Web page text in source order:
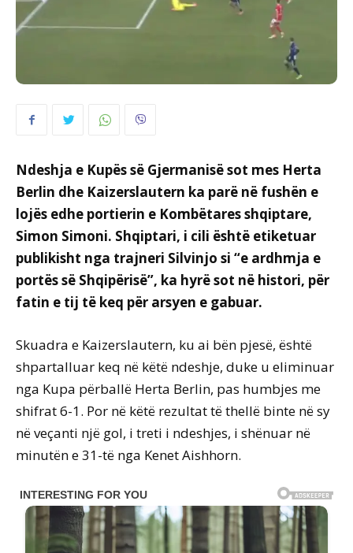
Ndeshja e Kupës së Gjermanisë sot mes Herta
Berlin dhe Kaizerslautern ka parë në fushën e
lojës edhe portierin e Kombëtares shqiptare,
Simon Simoni. Shqiptari, i cili është etiketuar
publikisht nga trajneri Silvinjo si “e ardhmja e
portës së Shqipërisë”, ka hyrë sot në histori, për
fatin e tij të keq për arsyen e gabuar.
Skuadra e Kaizerslautern, ku ai bën pjesë, është
shpartalluar keq në këtë ndeshje, duke u eliminuar
nga Kupa përballë Herta Berlin, pas humbjes me
shifrat 6-1. Por në këtë rezultat të thellë binte në sy
në veçanti një gol, i treti i ndeshjes, i shënuar në
minutën e 31-të nga Kenet Aishhorn.